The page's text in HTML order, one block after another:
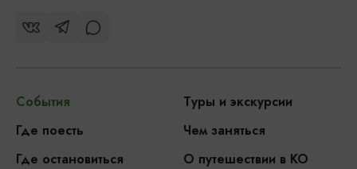
События
Туры и экскурсии
Где поесть
Чем заняться
Где остановиться
О путешествии в КО